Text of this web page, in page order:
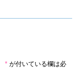
* が付いている欄は必